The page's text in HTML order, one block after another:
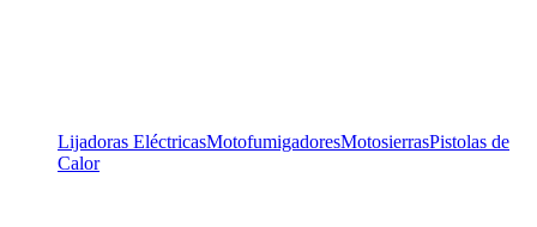
Lijadoras EléctricasMotofumigadoresMotosierrasPistolas de
Calor